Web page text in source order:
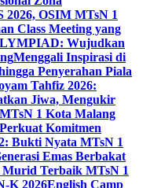
2026, OSIM MTsN 1
Class Meeting yang
Wujudkan
Menggali Inspirasi di
Penyerahan Piala
Tahfiz 2026:
Jiwa, Mengukir
1 Kota Malang
Komitmen
Bukti Nyata MTsN 1
Emas Berbakat
Murid Terbaik MTsN 1
K 2026English Camp